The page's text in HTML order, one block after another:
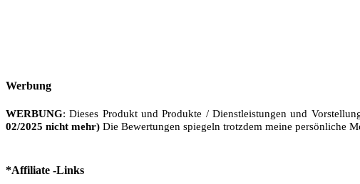
Werbung
WERBUNG: Dieses Produkt und Produkte / Dienstleistungen und
02/2025 nicht mehr) Die Bewertungen spiegeln trotzdem meine persönliche
*Affiliate -Links